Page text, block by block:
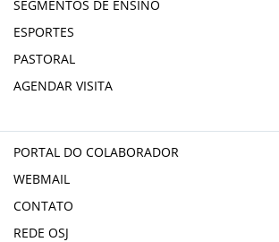
SEGMENTOS DE ENSINO
ESPORTES
PASTORAL
AGENDAR VISITA
PORTAL DO COLABORADOR
WEBMAIL
CONTATO
REDE OSJ